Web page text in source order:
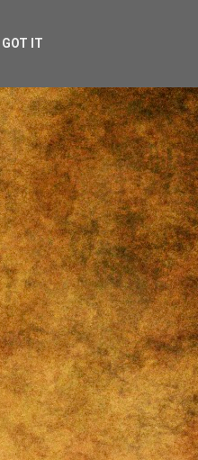
GOT IT